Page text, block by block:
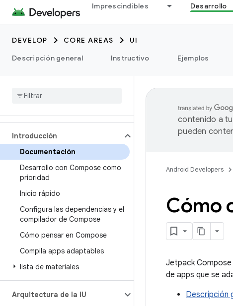
Imprescindibles Desarrollo
DEVELOP CORE AREAS
UI
Descripción general
Instructivo Ejemplos
Introducción
Documentación
Desarrollo con Compose como
prioridad
Inicio rápido
Configura las dependencias y el
compilador de Compose
Cómo pensar en Compose
Compila apps adaptables
lista de materiales
Arquitectura de la IU
contenido a
pueden
Android Developers
Cómo
Jetpack
de apps que se
Descripción